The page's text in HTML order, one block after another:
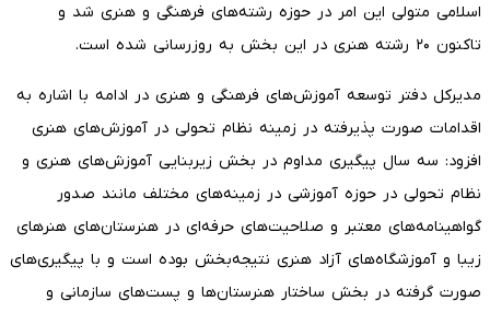
اسلامی متولی این امر در حوزه رشته‌های فرهنگی و هنری شد و
تاکنون ۲۰ رشته هنری در این بخش به روزرسانی شده است.
مدیرکل دفتر توسعه آموزش‌های فرهنگی و هنری در ادامه با اشاره به
اقدامات صورت پذیرفته در زمینه نظام تحولی در آموزش‌های هنری
افزود: سه سال پیگیری مداوم در بخش زیربنایی آموزش‌های هنری و
نظام تحولی در حوزه آموزشی در زمینه‌های مختلف مانند صدور
گواهینامه‌های معتبر و صلاحیت‌های حرفه‌ای در هنرستان‌های هنرهای
زیبا و آموزشگاه‌های آزاد هنری نتیجه‌بخش بوده است و با پیگیری‌های
صورت گرفته در بخش ساختار هنرستان‌ها و پست‌های سازمانی و